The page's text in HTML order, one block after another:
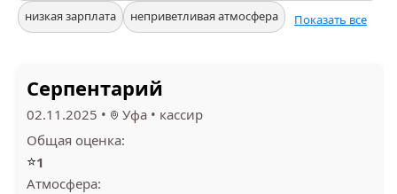
низкая зарплата неприветливая атмосфера Показать все
Серпентарий
02.11.2025 • Уфа • кассир
Общая оценка:
⭐1
Атмосфера: